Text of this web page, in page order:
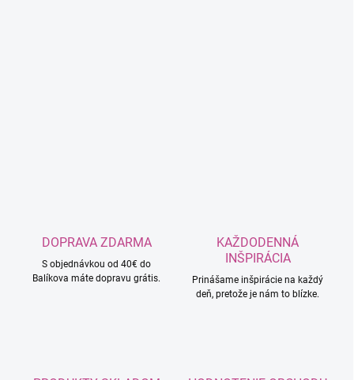
DOPRAVA ZDARMA
S objednávkou od 40€ do
Balíkova máte dopravu grátis.
KAŽDODENNÁ
INŠPIRÁCIA
Prinášame inšpirácie na každý
deň, pretože je nám to blízke.